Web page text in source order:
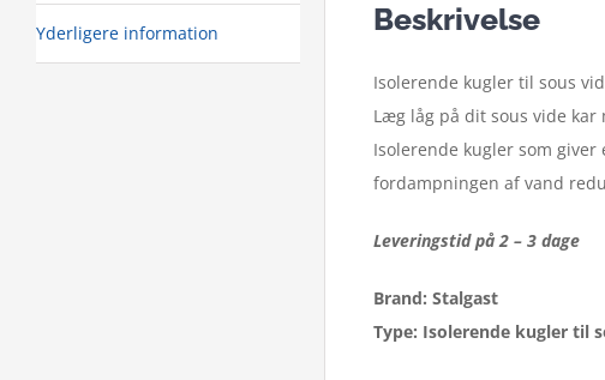
Yderligere information Beskrivelse
Isolerende kugler til sous
Læg låg på dit sous vide
Isolerende kugler som
fordampningen af vand
Leveringstid på 2 – 3 dage
Brand: Stalgast
Type: Isolerende kugler til